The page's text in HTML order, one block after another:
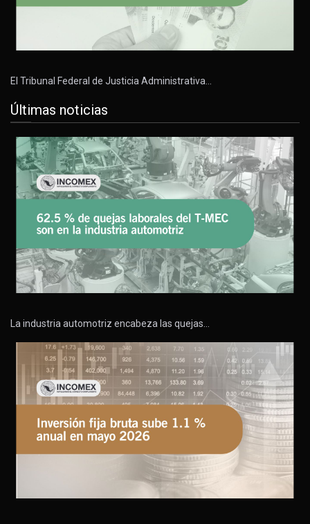
El Tribunal Federal de Justicia Administrativa…
Últimas noticias
La industria automotriz encabeza las quejas…